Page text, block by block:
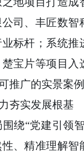
司、丰匠数智
标杆；系统推
宝片等项目入
推广的实景案
夯实发展根基
绕“党建引领
、精准理解智